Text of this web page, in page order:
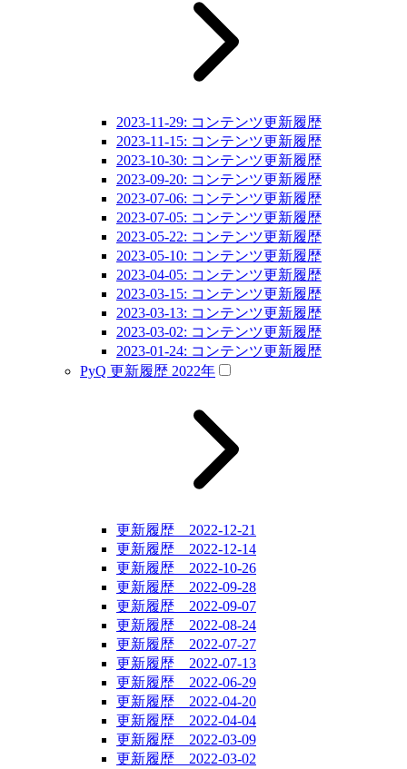
2023-11-29: コンテンツ更新履歴
2023-11-15: コンテンツ更新履歴
2023-10-30: コンテンツ更新履歴
2023-09-20: コンテンツ更新履歴
2023-07-06: コンテンツ更新履歴
2023-07-05: コンテンツ更新履歴
2023-05-22: コンテンツ更新履歴
2023-05-10: コンテンツ更新履歴
2023-04-05: コンテンツ更新履歴
2023-03-15: コンテンツ更新履歴
2023-03-13: コンテンツ更新履歴
2023-03-02: コンテンツ更新履歴
2023-01-24: コンテンツ更新履歴
PyQ 更新履歴 2022年
更新履歴 2022-12-21
更新履歴 2022-12-14
更新履歴 2022-10-26
更新履歴 2022-09-28
更新履歴 2022-09-07
更新履歴 2022-08-24
更新履歴 2022-07-27
更新履歴 2022-07-13
更新履歴 2022-06-29
更新履歴 2022-04-20
更新履歴 2022-04-04
更新履歴 2022-03-09
更新履歴 2022-03-02